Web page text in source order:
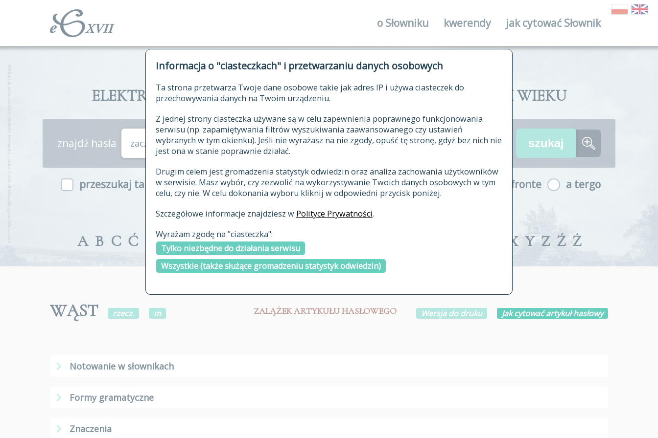
Informacja o "ciasteczkach" i przetwarzaniu danych osobowych
Ta strona przetwarza Twoje dane osobowe takie jak adres IP i używa ciasteczek do
przechowywania danych na Twoim urządzeniu.
Z jednej strony ciasteczka używane są w celu zapewnienia poprawnego funkcjonowania
serwisu (np. zapamiętywania filtrów wyszukiwania zaawansowanego czy ustawień
wybranych w tym okienku). Jeśli nie wyrażasz na nie zgody, opuść tę stronę, gdyż bez nich nie
jest ona w stanie poprawnie działać.
Drugim celem jest gromadzenia statystyk odwiedzin oraz analiza zachowania użytkowników
w serwisie. Masz wybór, czy zezwolić na wykorzystywanie Twoich danych osobowych w tym
celu, czy nie. W celu dokonania wyboru kliknij w odpowiedni przycisk poniżej.
Szczegółowe informacje znajdziesz w Polityce Prywatności.
Wyrażam zgodę na "ciasteczka":
Tylko niezbędne do działania serwisu
Wszystkie (także służące gromadzeniu statystyk odwiedzin)
o Słowniku
historia
publikacje
autorzy tekstów źródłowych
zasady opracowania
najnowsze hasła
ostatnio zmodyfikowane
kwerendy jak cytować Słownik
ELEKTRONICZNY SŁOWNIK JĘZYKA POLSKIEGO XVII I XVIII WIEKU
znajdź hasła zaczynające się od
przeszukaj także hasła w indeksie a fronte a tergo
A B C Ć E F G H I J K L Ł M X Y Z Ź Ż
WĄST rzecz. m ZALĄŻEK ARTYKUŁU HASŁOWEGO Wersja do druku Jak cytować artykuł hasłowy
Notowanie w słownikach
Formy gramatyczne
Znaczenia